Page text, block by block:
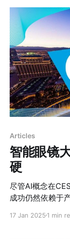
Articles
智能眼镜
硬
尽管AI概念在
成功仍然依赖于
17 Jan 2025 1 min